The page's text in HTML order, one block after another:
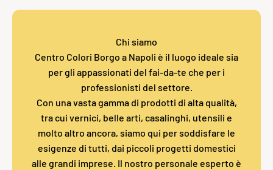
Chi siamo
Centro Colori Borgo a Napoli è il luogo ideale sia
per gli appassionati del fai-da-te che per i
professionisti del settore.
Con una vasta gamma di prodotti di alta qualità,
tra cui vernici, belle arti, casalinghi, utensili e
molto altro ancora, siamo qui per soddisfare le
esigenze di tutti, dai piccoli progetti domestici
alle grandi imprese. Il nostro personale esperto è